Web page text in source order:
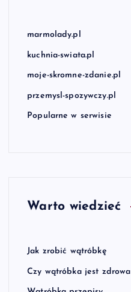
marmolady.pl
kuchnia-swiata.pl
moje-skromne-zdanie.pl
przemysl-spozywczy.pl
Popularne w serwisie
Warto wiedzieć
Jak zrobić wątróbkę
Czy wątróbka jest zdrowa